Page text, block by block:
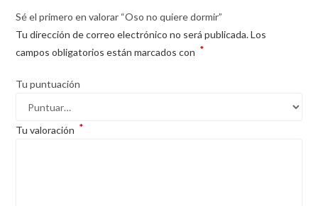
Sé el primero en valorar “Oso no quiere dormir”
Tu dirección de correo electrónico no será publicada. Los
campos obligatorios están marcados con *
Tu puntuación
Tu valoración *